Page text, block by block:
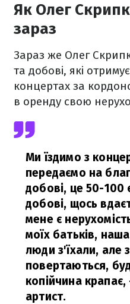
Як Олег
зараз
Зараз же Олег
та добові, які
концертах за
в оренду свою
Ми їздимо з
передаємо на
добові, це 50-
добові, щось
мене є
моїх батьків,
люди з'їхали, але
повертаються,
копійчина крапає,
артист.